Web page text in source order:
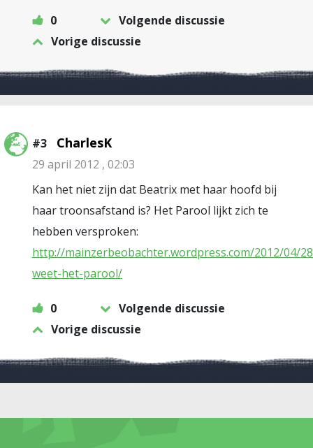
0
Volgende discussie
Vorige discussie
#3 CharlesK
29 april 2012 , 02:03
Kan het niet zijn dat Beatrix met haar hoofd bij
haar troonsafstand is? Het Parool lijkt zich te
hebben versproken:
http://mainzerbeobachter.wordpress.com/2012/04/
weet-het-parool/
0
Volgende discussie
Vorige discussie